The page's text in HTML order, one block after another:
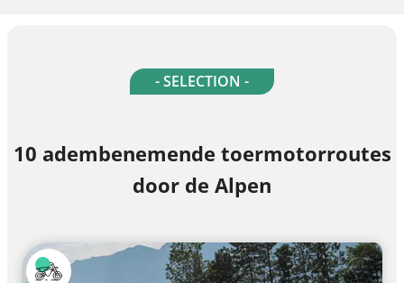
- SELECTION -
10 adembenemende toermotorroutes
door de Alpen